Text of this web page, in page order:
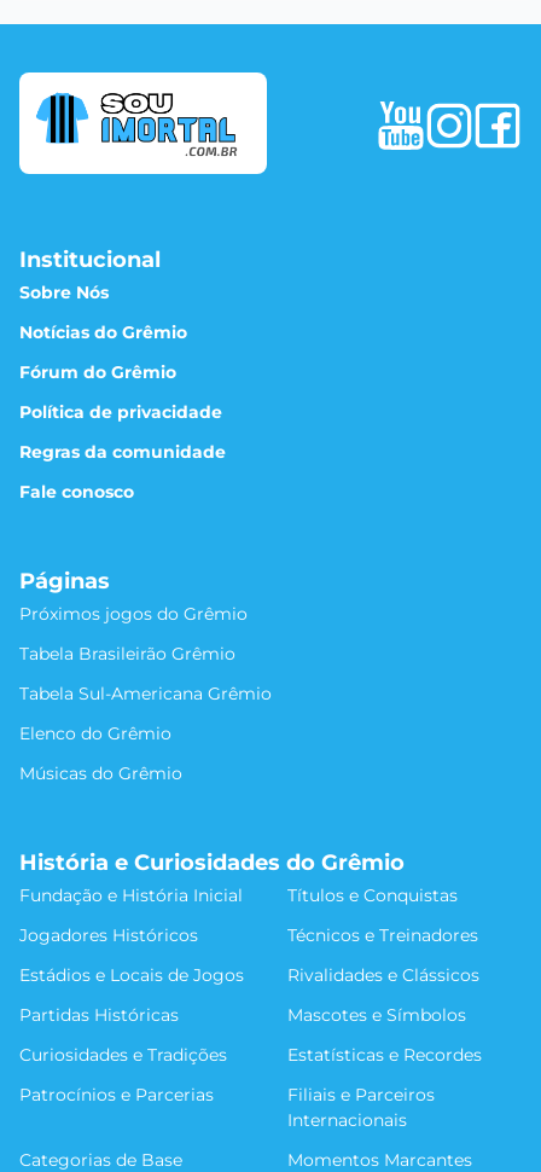
Institucional
Sobre Nós
Notícias do Grêmio
Fórum do Grêmio
Política de privacidade
Regras da comunidade
Fale conosco
Páginas
Próximos jogos do Grêmio
Tabela Brasileirão Grêmio
Tabela Sul-Americana Grêmio
Elenco do Grêmio
Músicas do Grêmio
História e Curiosidades do Grêmio
Fundação e História Inicial
Títulos e Conquistas
Jogadores Históricos
Técnicos e Treinadores
Estádios e Locais de Jogos
Rivalidades e Clássicos
Partidas Históricas
Mascotes e Símbolos
Curiosidades e Tradições
Estatísticas e Recordes
Patrocínios e Parcerias
Filiais e Parceiros
Internacionais
Categorias de Base
Momentos Marcantes